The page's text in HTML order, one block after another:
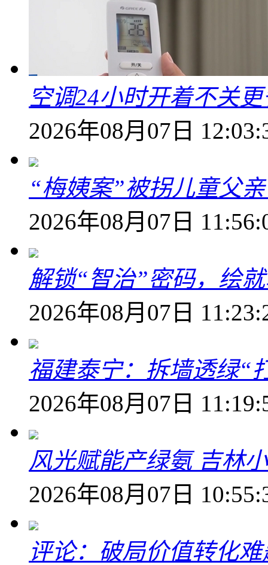
空调24小时开着不关
2026年08月07日
“梅姨案”被拐儿童父
2026年08月07日
解锁“智治”密码，绘
2026年08月07日
福建泰宁：拆墙透绿“
2026年08月07日
风光赋能产绿氨 吉林
2026年08月07日
评论：破局价值转化